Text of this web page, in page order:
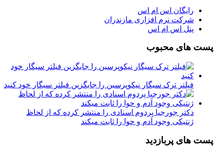
رایگان اس ام اس
شرکت نرم افزاری مازندران
پنل اس ام اس
پست های محبوب
فیلتر ترک سیگار نیکوپرسین را جایگزین فیلتر سیگار خود کنید
دکتر جورجیا پردوم اسنادی را منتشر کرده که از لحاظ
ژنتیکی وجود آدم و حوا را ثابت میکند
پست های پربازدید